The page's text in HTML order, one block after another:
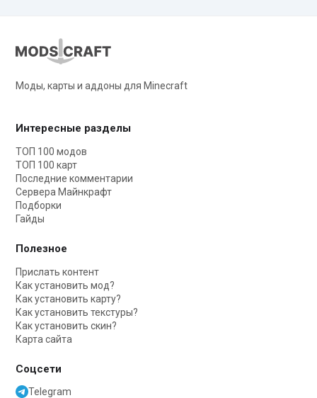
Моды, карты и аддоны для Minecraft
Интересные разделы
ТОП 100 модов
ТОП 100 карт
Последние комментарии
Сервера Майнкрафт
Подборки
Гайды
Полезное
Прислать контент
Как установить мод?
Как установить карту?
Как установить текстуры?
Как установить скин?
Карта сайта
Соцсети
Telegram